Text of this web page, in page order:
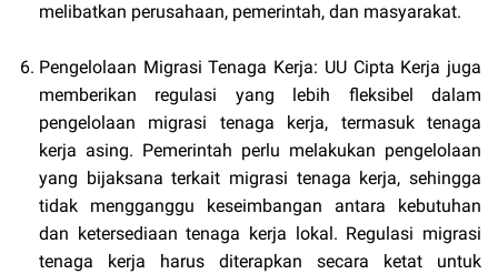
melibatkan perusahaan, pemerintah, dan masyarakat.
Pengelolaan Migrasi Tenaga Kerja: UU Cipta Kerja juga
memberikan regulasi yang lebih fleksibel dalam
pengelolaan migrasi tenaga kerja, termasuk tenaga
kerja asing. Pemerintah perlu melakukan pengelolaan
yang bijaksana terkait migrasi tenaga kerja, sehingga
tidak mengganggu keseimbangan antara kebutuhan
dan ketersediaan tenaga kerja lokal. Regulasi migrasi
tenaga kerja harus diterapkan secara ketat untuk